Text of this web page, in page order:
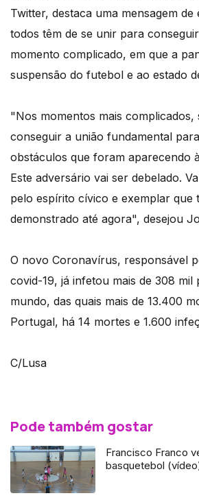
Twitter, destaca uma mensagem
todos têm de se unir para
momento complicado, em que a
suspensão do futebol e ao estado
"Nos momentos mais complicados,
conseguir a união fundamental
obstáculos que foram aparecendo
Este adversário vai ser debelado.
pelo espírito cívico e exemplar que
demonstrado até agora", desejou
O novo Coronavírus, responsável
covid-19, já infetou mais de 308 mil
mundo, das quais mais de 13.400
Portugal, há 14 mortes e 1.600
C/Lusa
Pode também gostar
Francisco Franco
basquetebol